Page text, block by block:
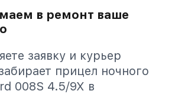
в ремонт ваше
заявку и курьер
прицел ночного
008S 4.5/9X в